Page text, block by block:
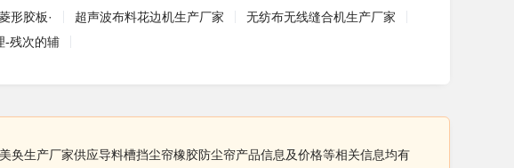
形胶板· 超声波布料花边机生产厂家
无纺布无线缝合机生产厂家
-残次的辅
生产厂家供应导料槽挡尘帘橡胶防尘帘产品信息及价格等相关信息均有